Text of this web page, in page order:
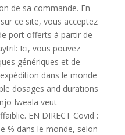
de sa commande. En
ce site, vous acceptez
port offerts à partir de
Ici, vous pouvez
génériques et de
dans le monde
dosages and durations
Iweala veut
EN DIRECT Covid :
% dans le monde, selon